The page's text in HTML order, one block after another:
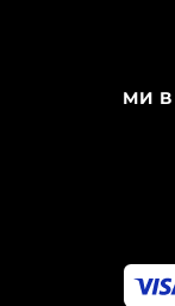
МИ В